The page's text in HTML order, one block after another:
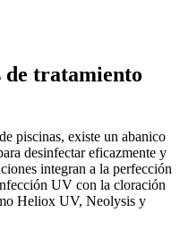
de tratamiento
piscinas, existe un abanico
desinfectar eficazmente y
integran a la perfección
UV con la cloración
Heliox UV, Neolysis y